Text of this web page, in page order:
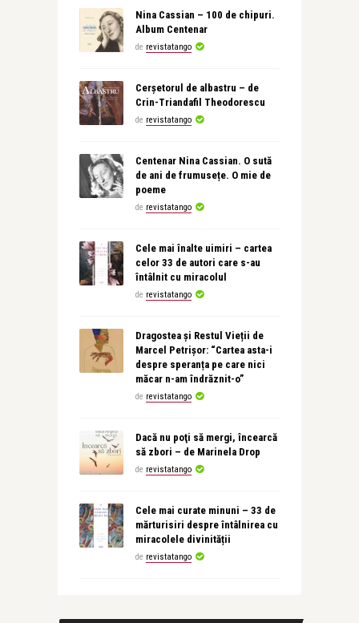
Nina Cassian – 100 de chipuri.
Album Centenar
de revistatango
Cerșetorul de albastru – de
Crin-Triandafil Theodorescu
de revistatango
Centenar Nina Cassian. O sută
de ani de frumusețe. O mie de
poeme
de revistatango
Cele mai înalte uimiri – cartea
celor 33 de autori care s-au
întâlnit cu miracolul
de revistatango
Dragostea și Restul Vieții de
Marcel Petrișor: “Cartea asta-i
despre speranța pe care nici
măcar n-am îndrăznit-o”
de revistatango
Dacă nu poţi să mergi, încearcă
să zbori – de Marinela Drop
de revistatango
Cele mai curate minuni – 33 de
mărturisiri despre întâlnirea cu
miracolele divinității
de revistatango